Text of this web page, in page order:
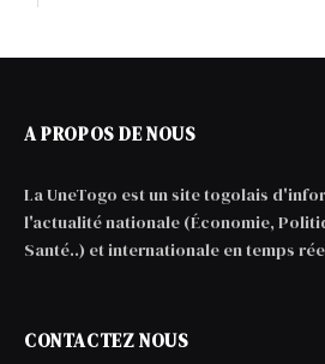
A PROPOS DE NOUS
La UneTogo est un site togolais
l'actualité nationale (Économie,
Santé..) et internationale en temps
CONTACTEZ NOUS